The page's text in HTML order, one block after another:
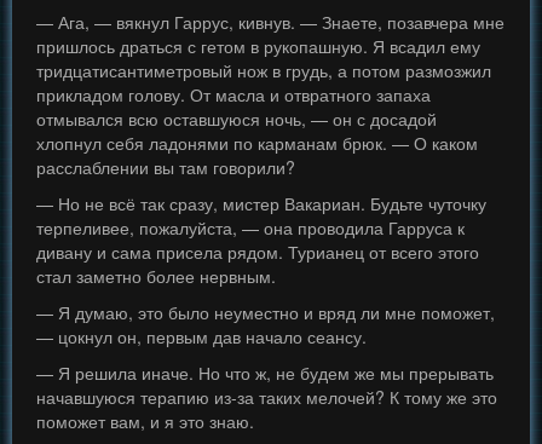
— Ага, — вякнул Гаррус, кивнув. — Знаете, позавчера мне
пришлось драться с гетом в рукопашную. Я всадил ему
тридцатисантиметровый нож в грудь, а потом размозжил
прикладом голову. От масла и отвратного запаха
отмывался всю оставшуюся ночь, — он с досадой
хлопнул себя ладонями по карманам брюк. — О каком
расслаблении вы там говорили?
— Но не всё так сразу, мистер Вакариан. Будьте чуточку
терпеливее, пожалуйста, — она проводила Гарруса к
дивану и сама присела рядом. Турианец от всего этого
стал заметно более нервным.
— Я думаю, это было неуместно и вряд ли мне поможет,
— цокнул он, первым дав начало сеансу.
— Я решила иначе. Но что ж, не будем же мы прерывать
начавшуюся терапию из-за таких мелочей? К тому же это
поможет вам, и я это знаю.